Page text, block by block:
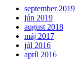
september 2019
jún 2019
august 2018
máj 2017
júl 2016
apríl 2016